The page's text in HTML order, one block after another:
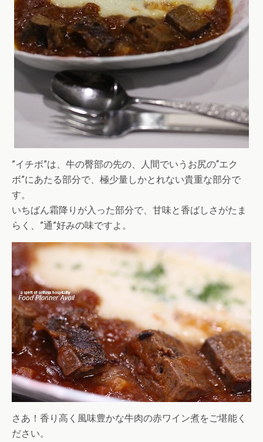
”イチボ”は、牛の臀部の先の、人間でいうお尻の“エク
ボ”にあたる部分で、極少量しかとれない貴重な部分で
す。
いちばん霜降りが入った部分で、甘味と香ばしさがたま
らく、”通”好みの味ですよ。
さあ！香り高く風味豊かな牛肉の赤ワイン煮をご堪能く
ださい。